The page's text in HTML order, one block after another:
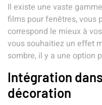
Il existe une vaste
films pour fenêtres, vous
correspond le mieux à
vous souhaitiez un effet
sombre, il y a une option
Intégration
décoration